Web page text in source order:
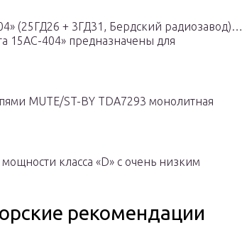
(25ГД26 + 3ГД31, Бердский радиозавод)…
15АС-404» предназначены для
MUTE/ST-BY TDA7293 монолитная
класса «D» с очень низким
рекомендации